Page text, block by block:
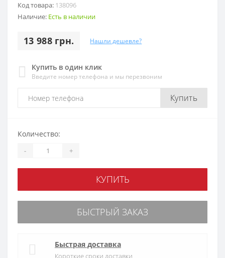
Код товара: 138096
Наличие: Есть в наличии
13 988 грн. Нашли дешевле?
Купить в один клик
Введите номер телефона и мы перезвоним
Купить
Количество:
- +
КУПИТЬ
БЫСТРЫЙ ЗАКАЗ
Быстрая доставка
Короткие сроки доставки